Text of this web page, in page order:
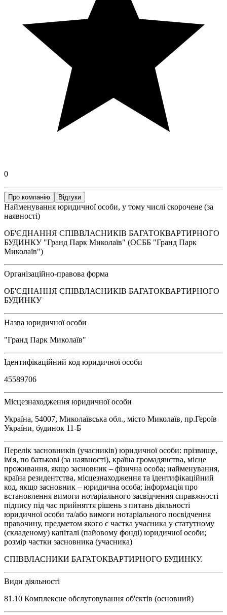
0
Про компанію Відгуки
Найменування юридичної особи, у тому числі скорочене (за
наявності)
ОБ'ЄДНАННЯ СПІВВЛАСНИКІВ БАГАТОКВАРТИРНОГО
БУДИНКУ "Гранд Парк Миколаїв" (ОСББ "Гранд Парк
Миколаїв")
Організаційно-правова форма
ОБ'ЄДНАННЯ СПІВВЛАСНИКІВ БАГАТОКВАРТИРНОГО
БУДИНКУ
Назва юридичної особи
"Гранд Парк Миколаїв"
Ідентифікаційний код юридичної особи
45589706
Місцезнаходження юридичної особи
Україна, 54007, Миколаївська обл., місто Миколаїв, пр.Героїв
України, будинок 11-Б
Перелік засновників (учасників) юридичної особи: прізвище,
ім'я, по батькові (за наявності), країна громадянства, місце
проживання, якщо засновник – фізична особа; найменування,
країна резидентства, місцезнаходження та ідентифікаційний
код, якщо засновник – юридична особа; інформація про
встановлення вимоги нотаріального засвідчення справжності
підпису під час прийняття рішень з питань діяльності
юридичної особи та/або вимоги нотаріального посвідчення
правочину, предметом якого є частка учасника у статутному
(складеному) капіталі (пайовому фонді) юридичної особи;
розмір частки засновника (учасника)
СПІВВЛАСНИКИ БАГАТОКВАРТИРНОГО БУДИНКУ.
Види діяльності
81.10 Комплексне обслуговування об'єктів (основний)